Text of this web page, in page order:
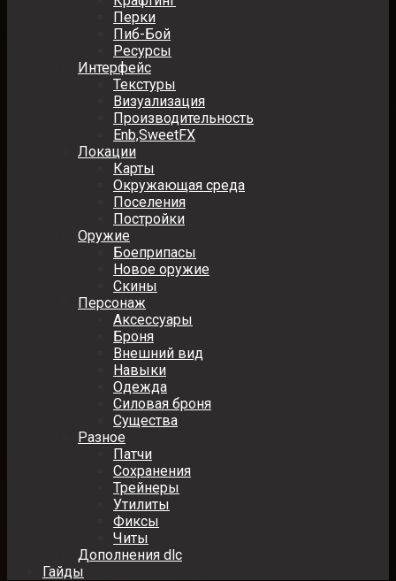
Перки
Пиб-Бой
Ресурсы
Интерфейс
Текстуры
Визуализация
Производительность
Enb,SweetFX
Локации
Карты
Окружающая среда
Поселения
Постройки
Оружие
Боеприпасы
Новое оружие
Скины
Персонаж
Аксессуары
Броня
Внешний вид
Навыки
Одежда
Силовая броня
Существа
Разное
Патчи
Сохранения
Трейнеры
Утилиты
Фиксы
Читы
Дополнения dlc
Гайды